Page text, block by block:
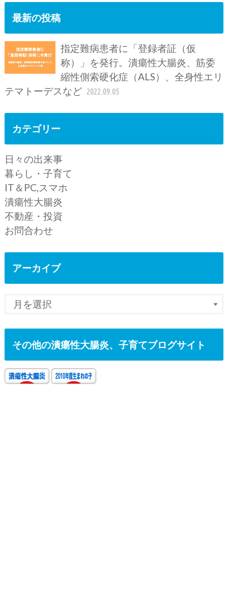
最新の投稿
指定難病患者に「登録者証（仮
称）」を発行。潰瘍性大腸炎、筋委
縮性側索硬化症（ALS）、全身性エリ
テマトーデスなど 2022.09.05
カテゴリー
日々の出来事
暮らし・子育て
IT＆PC,スマホ
潰瘍性大腸炎
不動産・投資
お問合わせ
アーカイブ
その他の潰瘍性大腸炎、子育てブログサイト